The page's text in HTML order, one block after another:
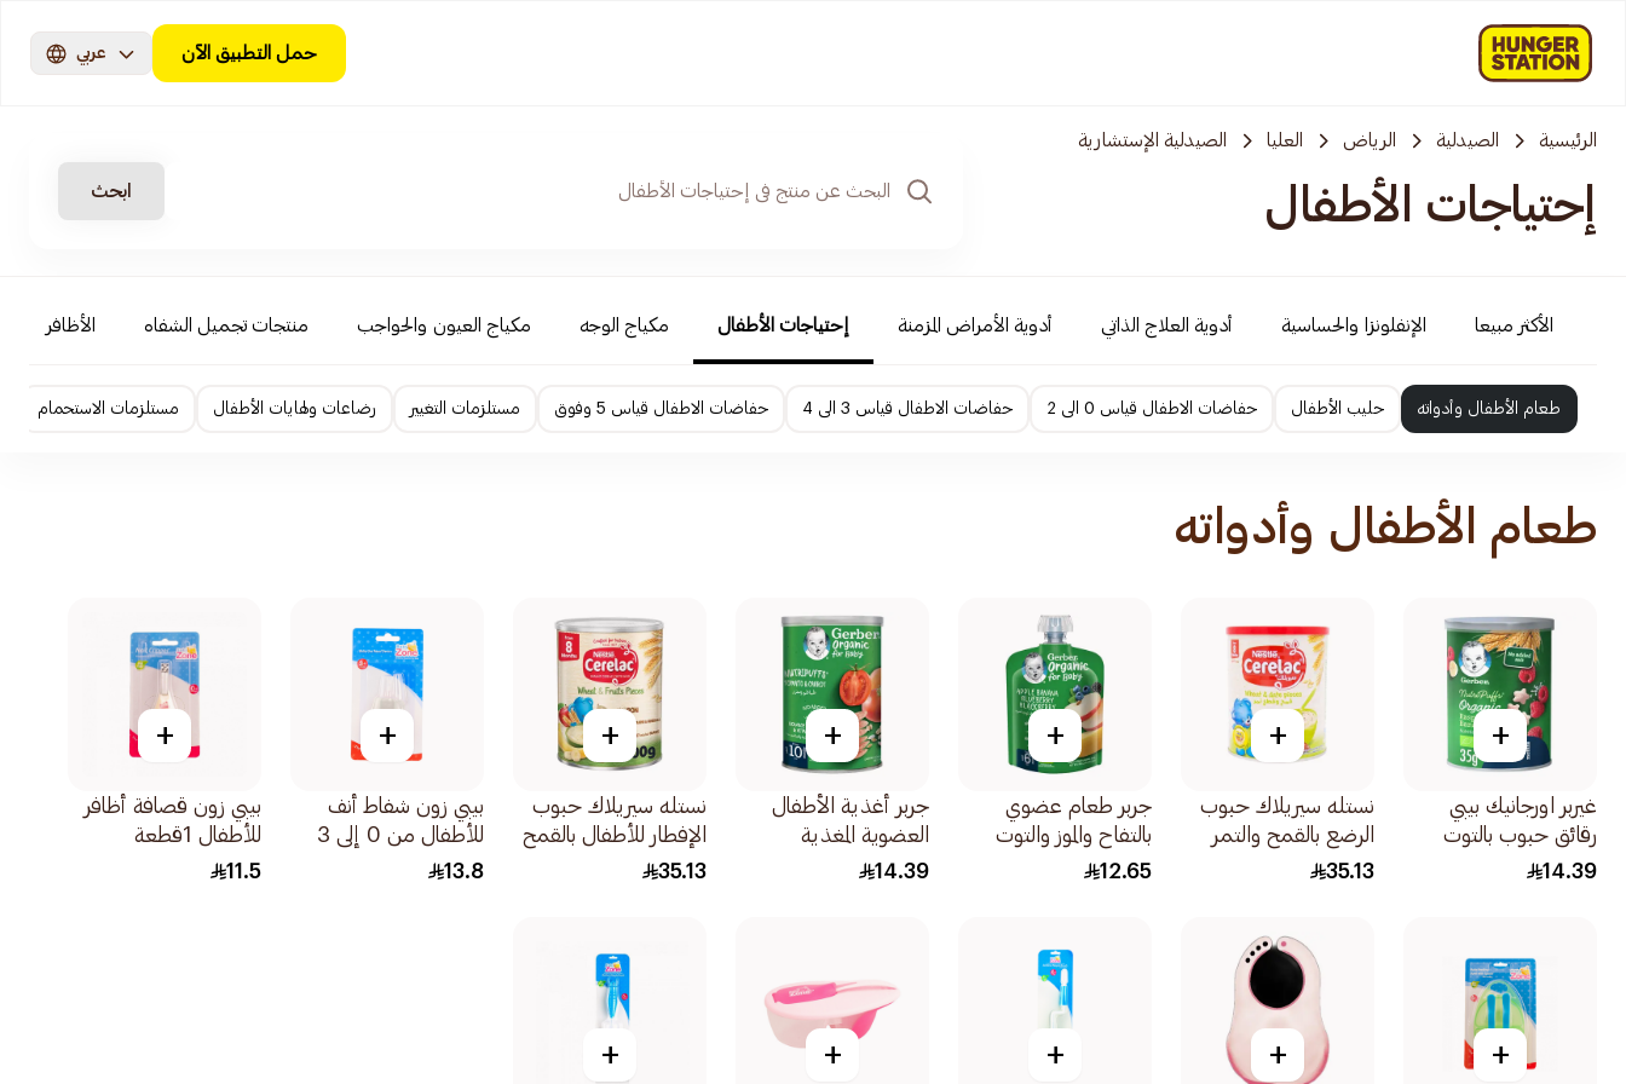
حمل التطبيق الآن عربي
الرئيسية الصيدلية الرياض العليا الصيدلية الإستشارية
إحتياجات الأطفال ابحث
الأكثر مبيعا الإنفلونزا والحساسية أدوية العلاج الذاتي أدوية الأمراض المزمنة إحتياجات الأطفال مكياج الوجه مكياج العيون والحواجب منتجات تجميل الشفاه الأظافر
طعام الأطفال وأدواته حليب الأطفال حفاضات الاطفال قياس 0 الى 2 حفاضات الاطفال قياس 3 الى 4 حفاضات الاطفال قياس 5 وفوق مستلزمات التغيير رضاعات ولهايات الأطفال مستلزمات الاستحمام
طعام الأطفال وأدواته
+
غيربر اورجانيك بيبي
رقائق حبوب بالتوت
والموز 8 شهور 35 جرام
14.39
+
نستله سيريلاك حبوب
الرضع بالقمح والتمر
400جرام
35.13
+
جربر طعام عضوي
بالتفاح والموز والتوت
الأزرق والتوت الأسود
12.65
+
جربر أغذية الأطفال
العضوية المغذية
منتفخات الطماطم
14.39
+
نستله سيريلاك حبوب
الإفطار للأطفال بالقمح
والفواكه المغذية
35.13
+
بيبي زون شفاط أنف
للأطفال من 0 إلى 3
سنوات مع غطاء
13.8
+
بيبي زون قصافة أظافر
للأطفال 1قطعة
11.5
+
+
+
+
+